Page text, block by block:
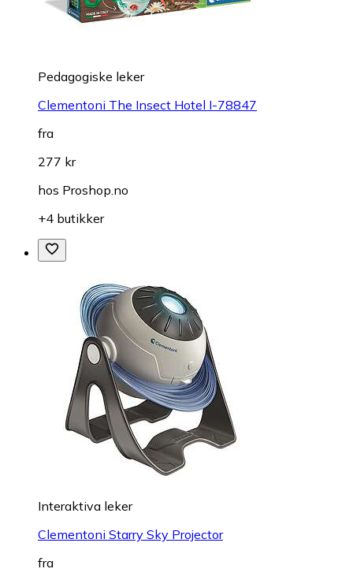
Pedagogiske leker
Clementoni The Insect Hotel I-78847
fra
277 kr
hos Proshop.no
+4 butikker
Interaktiva leker
Clementoni Starry Sky Projector
fra